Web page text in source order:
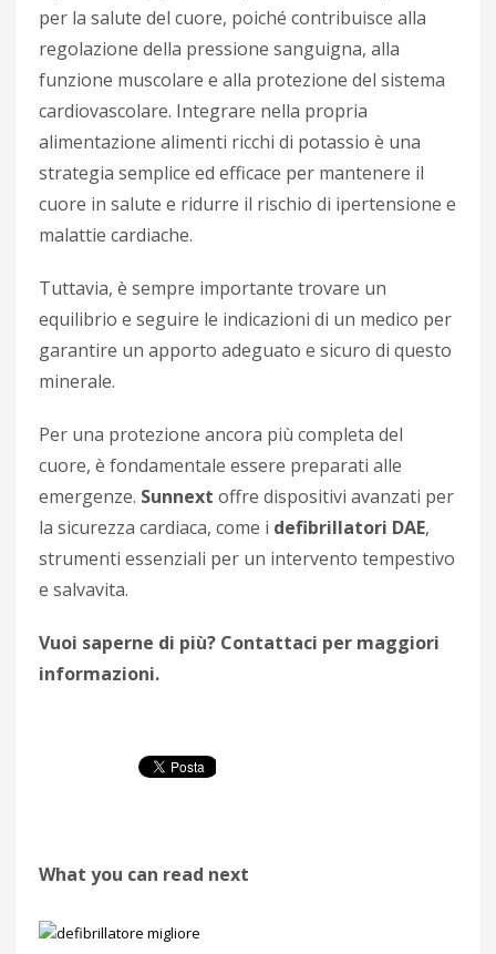
per la salute del cuore, poiché contribuisce alla
regolazione della pressione sanguigna, alla
funzione muscolare e alla protezione del sistema
cardiovascolare. Integrare nella propria
alimentazione alimenti ricchi di potassio è una
strategia semplice ed efficace per mantenere il
cuore in salute e ridurre il rischio di ipertensione e
malattie cardiache.
Tuttavia, è sempre importante trovare un
equilibrio e seguire le indicazioni di un medico per
garantire un apporto adeguato e sicuro di questo
minerale.
Per una protezione ancora più completa del
cuore, è fondamentale essere preparati alle
emergenze. Sunnext offre dispositivi avanzati per
la sicurezza cardiaca, come i defibrillatori DAE,
strumenti essenziali per un intervento tempestivo
e salvavita.
Vuoi saperne di più? Contattaci per maggiori
informazioni.
What you can read next